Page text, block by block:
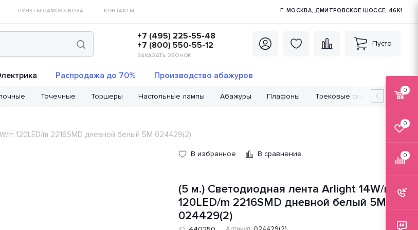
ПУНКТЫ САМОВЫВОЗА КОНТАКТЫ Г. МОСКВА, ДМИТРОВСКОЕ ШОССЕ, 46К1
+7 (495) 225-55-48
+7 (800) 550-55-12
ЗАКАЗАТЬ ЗВОНОК
Пусто
Точечные Торшеры Настольные лампы Абажуры Плафоны Трековые системы
Распродажа до 70% Производство абажуров
m 120LED/m 2216SMD дневной белый 5M 024429(2)
В избранное В сравнение
(5 м.) Светодиодная лента Arlight 14W/m
120LED/m 2216SMD дневной белый 5M
024429(2)
0
0
0